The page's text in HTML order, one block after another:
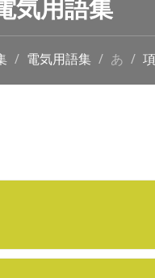
気用語集
電気用語集 あ